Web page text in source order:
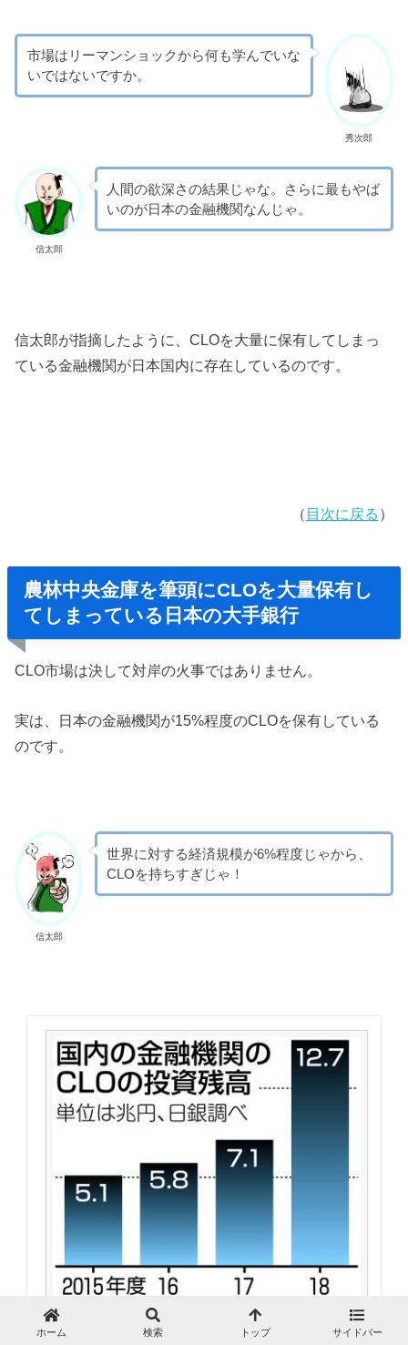
秀次郎
市場はリーマンショックから何も学んでいな
いではないですか。
信太郎
人間の欲深さの結果じゃな。さらに最もやば
いのが日本の金融機関なんじゃ。
信太郎が指摘したように、CLOを大量に保有してしまっ
ている金融機関が日本国内に存在しているのです。
（ 目次に戻る ）
農林中央金庫を筆頭にCLOを大量保有し
てしまっている日本の大手銀行
CLO市場は決して対岸の火事ではありません。
実は、日本の金融機関が15%程度のCLOを保有している
のです。
信太郎
世界に対する経済規模が6%程度じゃから、
CLOを持ちすぎじゃ！
（引用：東京新聞）
ホーム 検索 トップ サイドバー